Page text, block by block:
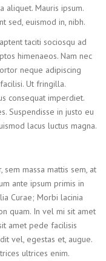
aliquet. Mauris ipsum.
sed, euismod in, nibh.
taciti sociosqu ad
himenaeos. Nam nec
neque adipiscing
Ut fringilla.
consequat imperdiet.
Suspendisse in justo eu
lacus luctus magna.
sem massa mattis sem, at
ante ipsum primis in
Curae; Morbi lacinia
quam. In vel mi sit amet
amet pede facilisis
vel, egestas et, augue.
ultrices enim.